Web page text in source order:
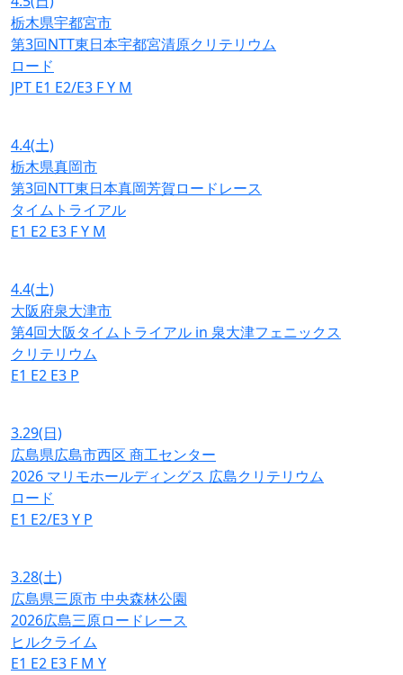
栃木県宇都宮市
第3回NTT東日本宇都宮清原クリテリウム
ロード
JPT E1 E2/E3 FY M
4.4(土)
栃木県真岡市
第3回NTT東日本真岡芳賀ロードレース
タイムトライアル
E1 E2 E3 FY M
4.4(土)
大阪府泉大津市
第4回大阪タイムトライアル in 泉大津フェニックス
クリテリウム
E1 E2 E3 P
3.29(日)
広島県広島市西区 商工センター
2026 マリモホールディングス 広島クリテリウム
ロード
E1 E2/E3Y P
3.28(土)
広島県三原市 中央森林公園
2026広島三原ロードレース
ヒルクライム
E1 E2 E3 F M Y